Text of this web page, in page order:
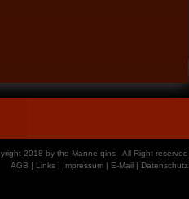
2018 by the Manne-qins - All Right reserved
AGB | Links | Impressum | E-Mail | Datenschutz